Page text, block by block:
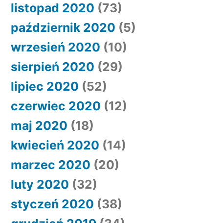
listopad 2020 (73)
październik 2020 (5)
wrzesień 2020 (10)
sierpień 2020 (29)
lipiec 2020 (52)
czerwiec 2020 (12)
maj 2020 (18)
kwiecień 2020 (14)
marzec 2020 (20)
luty 2020 (32)
styczeń 2020 (38)